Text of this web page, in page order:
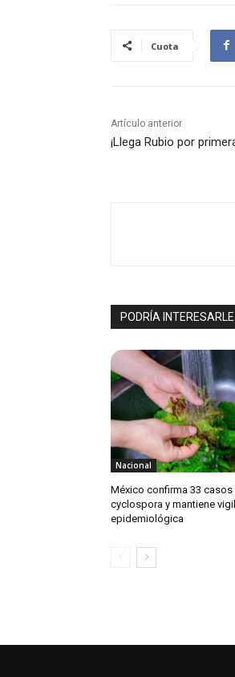
Cuota
Artículo anterior
¡Llega Rubio por
PODRÍA INTERESARLE
Nacional
México confirma 33 casos
cyclospora y mantiene
epidemiológica